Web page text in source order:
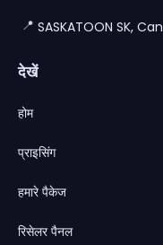
📍 SASKATOON SK,
देखें
होम
प्राइसिंग
हमारे पैकेज
रिसेलर पैनल